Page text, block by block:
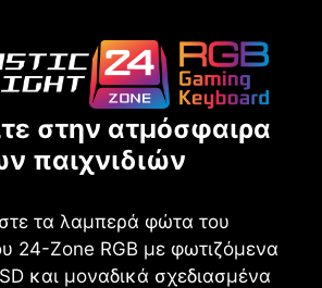
στην ατμόσφαιρα
παιχνιδιών
τα λαμπερά φώτα του
24-Zone RGB με φωτιζόμενα
και μοναδικά σχεδιασμένα